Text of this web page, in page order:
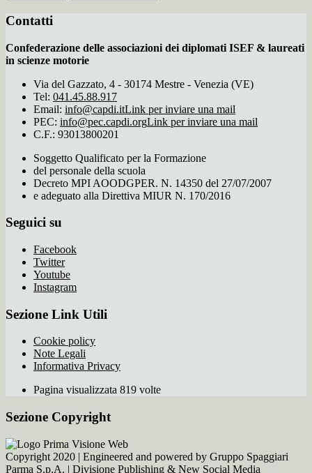
Contatti
Confederazione delle associazioni dei diplomati ISEF & laureati
in scienze motorie
Via del Gazzato, 4 - 30174 Mestre - Venezia (VE)
Tel: 041.45.88.917
Email: info@capdi.itLink per inviare una mail
PEC: info@pec.capdi.orgLink per inviare una mail
C.F.: 93013800201
Soggetto Qualificato per la Formazione
del personale della scuola
Decreto MPI AOODGPER. N. 14350 del 27/07/2007
e adeguato alla Direttiva MIUR N. 170/2016
Seguici su
Facebook
Twitter
Youtube
Instagram
Sezione Link Utili
Cookie policy
Note Legali
Informativa Privacy
Pagina visualizzata 819 volte
Sezione Copyright
Copyright 2020 | Engineered and powered by Gruppo Spaggiari
Parma S.p.A. | Divisione Publishing & New Social Media